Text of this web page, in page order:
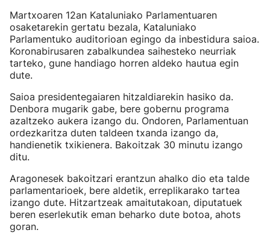
Martxoaren 12an Kataluniako Parlamentuaren
osaketarekin gertatu bezala, Kataluniako
Parlamentuko auditorioan egingo da inbestidura saioa.
Koronabirusaren zabalkundea saihesteko neurriak
tarteko, gune handiago horren aldeko hautua egin
dute.
Saioa presidentegaiaren hitzaldiarekin hasiko da.
Denbora mugarik gabe, bere gobernu programa
azaltzeko aukera izango du. Ondoren, Parlamentuan
ordezkaritza duten taldeen txanda izango da,
handienetik txikienera. Bakoitzak 30 minutu izango
ditu.
Aragonesek bakoitzari erantzun ahalko dio eta talde
parlamentarioek, bere aldetik, erreplikarako tartea
izango dute. Hitzartzeak amaitutakoan, diputatuek
beren eserlekutik eman beharko dute botoa, ahots
goran.